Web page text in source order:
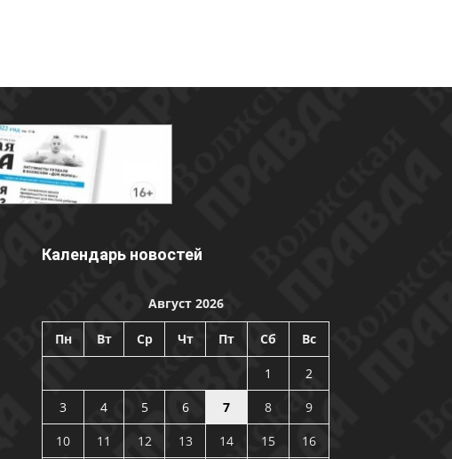
Календарь новостей
Август 2026
Пн Вт Ср Чт Пт Сб Вс
1
2
3
4 5 6 7 8
9
10
11 12 13 14 15 16